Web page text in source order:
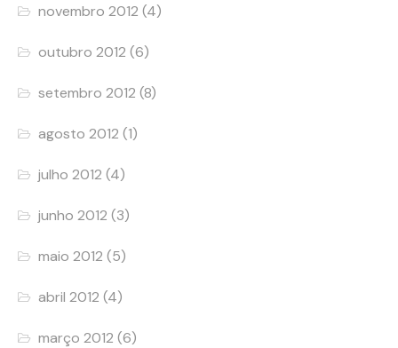
novembro 2012 (4)
outubro 2012 (6)
setembro 2012 (8)
agosto 2012 (1)
julho 2012 (4)
junho 2012 (3)
maio 2012 (5)
abril 2012 (4)
março 2012 (6)